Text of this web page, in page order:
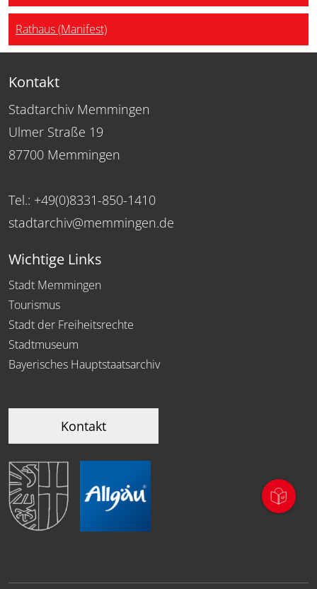
Rathaus (Manifest)
Kontakt
Stadtarchiv Memmingen
Ulmer Straße 19
87700 Memmingen
Tel.: +49(0)8331-850-1410
stadtarchiv@memmingen.de
Wichtige Links
Stadt Memmingen
Tourismus
Stadt der Freiheitsrechte
Stadtmuseum
Bayerisches Hauptstaatsarchiv
Kontakt